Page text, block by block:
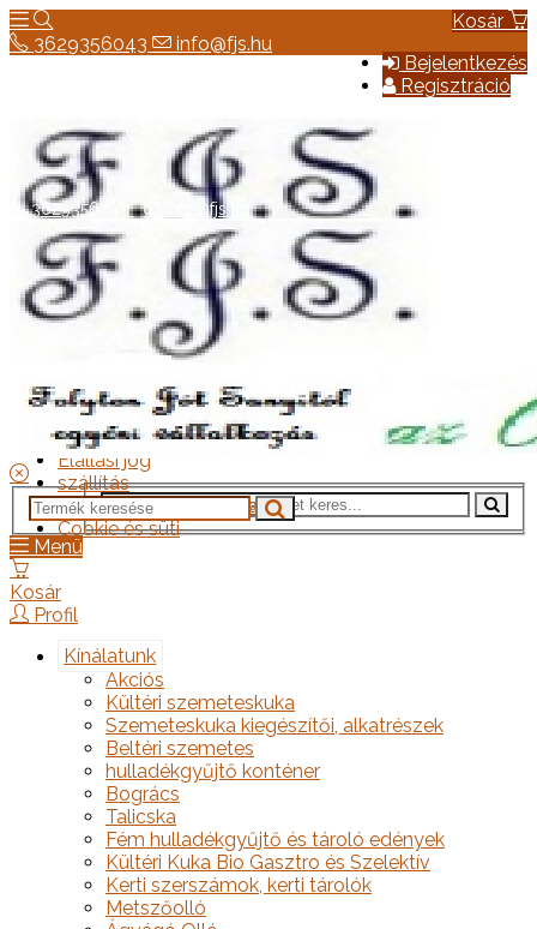
Kosár
Bejelentkezés
Regisztráció
3629356043 info@fjs.hu
Hírek
Elérhetőség
Általános szerződési feltételek
Elállási jog
szállítás
Adatkezelési tájékoztató
Cookie és süti
3629356043 info@fjs.hu
Menü
Kosár
Profil
Kínálatunk
Akciós
Kültéri szemeteskuka
Szemeteskuka kiegészítői, alkatrészek
Beltéri szemetes
hulladékgyűjtő konténer
Bogrács
Talicska
Fém hulladékgyűjtő és tároló edények
Kültéri Kuka Bio Gasztro és Szelektív
Kerti szerszámok, kerti tárolók
Metszőolló